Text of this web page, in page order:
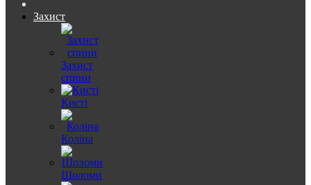
Захист
Захист
спини
Кисті
Коліна
Шоломи